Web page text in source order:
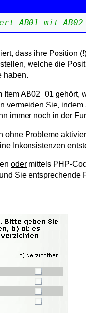
AB01 mit AB02
dass ihre Position
welche die
haben.
AB02_01
vermeiden Sie,
immer noch in der
ohne Probleme
Inkonsistenzen
oder mittels PHP-
Sie entsprechende